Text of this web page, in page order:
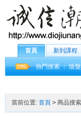
首頁 新到課程
熱門搜索 ：陰
當前位置: 首頁 > 商品搜